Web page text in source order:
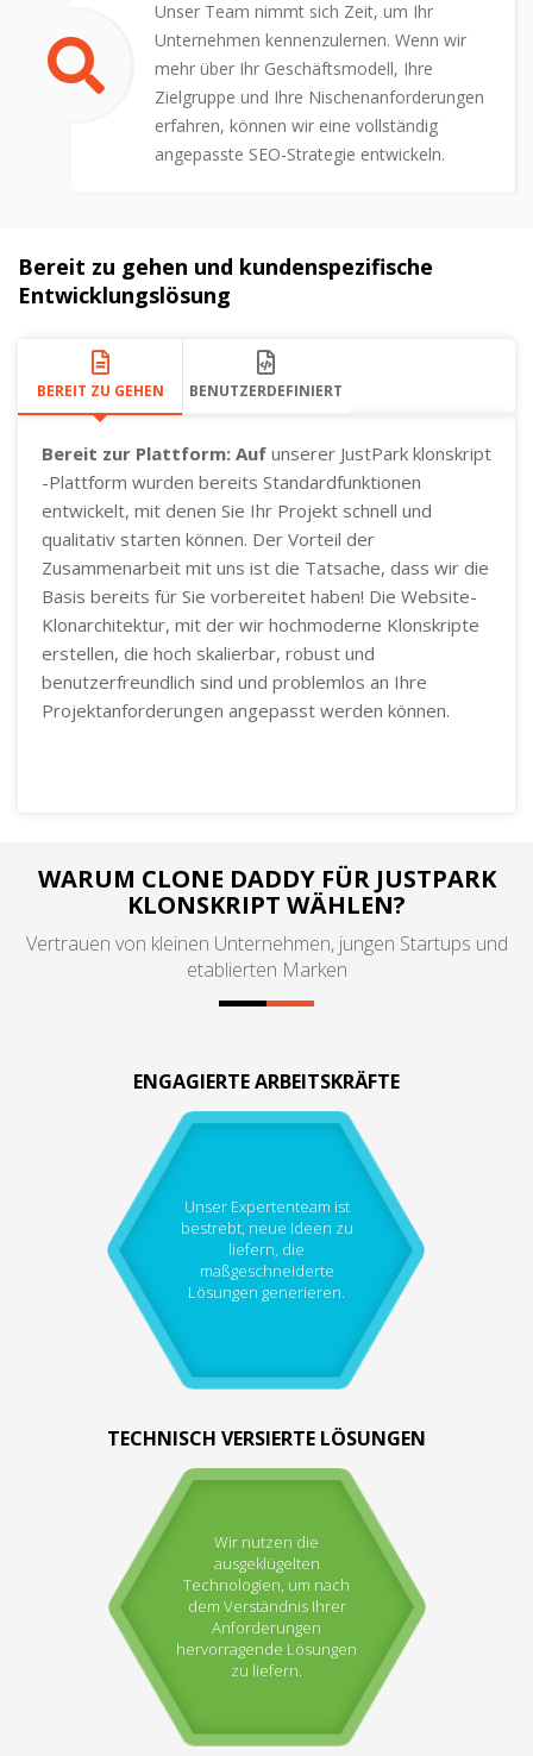
Unser Team nimmt sich Zeit, um Ihr
Unternehmen kennenzulernen. Wenn wir
mehr über Ihr Geschäftsmodell, Ihre
Zielgruppe und Ihre Nischenanforderungen
erfahren, können wir eine vollständig
angepasste SEO-Strategie entwickeln.
Bereit zu gehen und kundenspezifische
Entwicklungslösung
BEREIT ZU GEHEN BENUTZERDEFINIERT
Bereit zur Plattform: Auf unserer JustPark klonskript
-Plattform wurden bereits Standardfunktionen
entwickelt, mit denen Sie Ihr Projekt schnell und
qualitativ starten können. Der Vorteil der
Zusammenarbeit mit uns ist die Tatsache, dass wir die
Basis bereits für Sie vorbereitet haben! Die Website-
Klonarchitektur, mit der wir hochmoderne Klonskripte
erstellen, die hoch skalierbar, robust und
benutzerfreundlich sind und problemlos an Ihre
Projektanforderungen angepasst werden können.
WARUM CLONE DADDY FÜR JUSTPARK
KLONSKRIPT WÄHLEN?
Vertrauen von kleinen Unternehmen, jungen Startups und
etablierten Marken
ENGAGIERTE ARBEITSKRÄFTE
Unser Expertenteam ist
bestrebt, neue Ideen zu
liefern, die
maßgeschneiderte
Lösungen generieren.
TECHNISCH VERSIERTE LÖSUNGEN
Wir nutzen die
ausgeklügelten
Technologien, um nach
dem Verständnis Ihrer
Anforderungen
hervorragende Lösungen
zu liefern.